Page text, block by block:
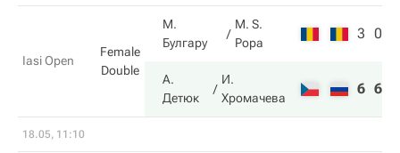
Iasi Open
Female
Double
М.
Булгару
M. S.
Popa
3 0
А.
Детюк
И.
Хромачева
6 6
18.05, 11:10